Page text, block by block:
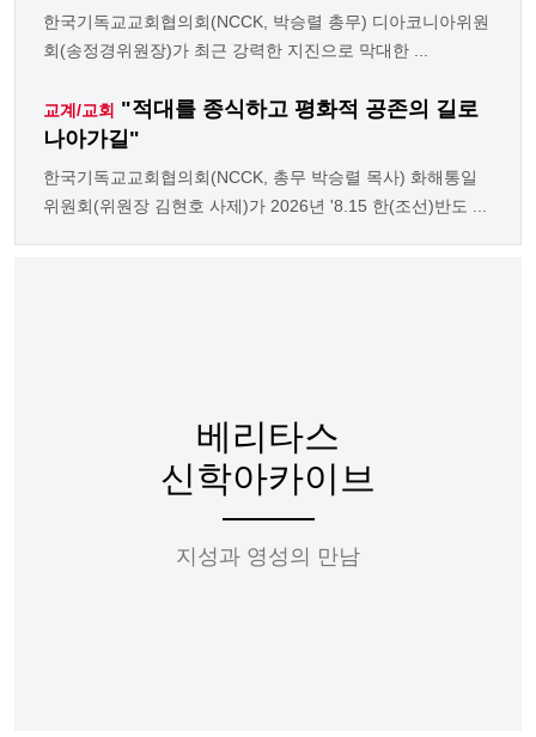
한국기독교교회협의회(NCCK, 박승렬 총무) 디아코니아위원
회(송정경위원장)가 최근 강력한 지진으로 막대한 ...
교계/교회 "적대를 종식하고 평화적 공존의 길로
나아가길"
한국기독교교회협의회(NCCK, 총무 박승렬 목사) 화해통일
위원회(위원장 김현호 사제)가 2026년 '8.15 한(조선)반도 ...
베리타스
신학아카이브
지성과 영성의 만남